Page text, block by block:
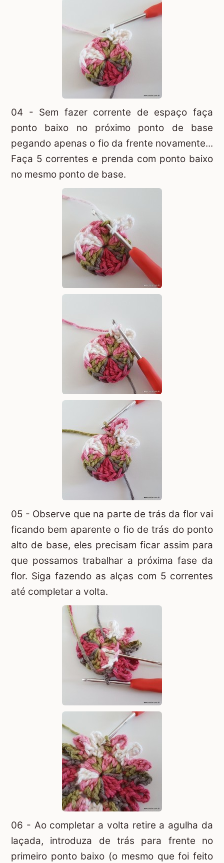
04 - Sem fazer corrente de espaço faça
ponto baixo no próximo ponto de base
pegando apenas o fio da frente novamente...
Faça 5 correntes e prenda com ponto baixo
no mesmo ponto de base.
05 - Observe que na parte de trás da flor vai
ficando bem aparente o fio de trás do ponto
alto de base, eles precisam ficar assim para
que possamos trabalhar a próxima fase da
flor. Siga fazendo as alças com 5 correntes
até completar a volta.
06 - Ao completar a volta retire a agulha da
laçada, introduza de trás para frente no
primeiro ponto baixo (o mesmo que foi feito